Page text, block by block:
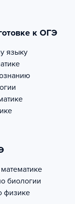
к ОГЭ
языку
биологии
физике